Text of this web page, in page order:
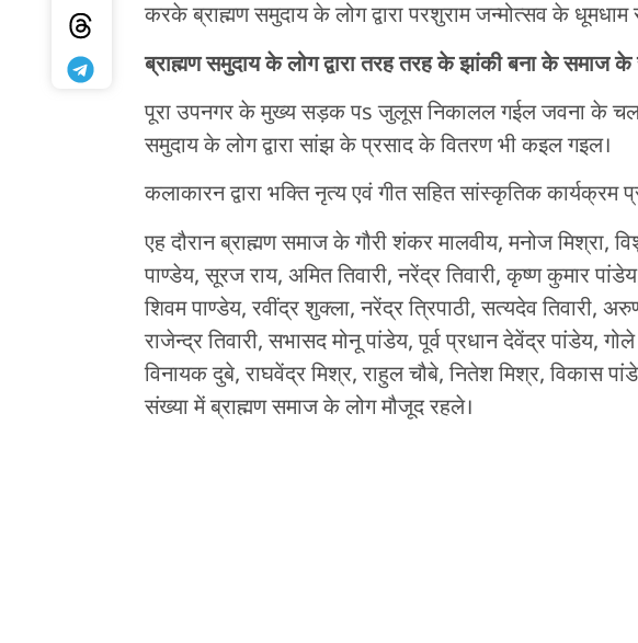
करके ब्राह्मण समुदाय के लोग द्वारा परशुराम जन्मोत्सव के
ब्राह्मण समुदाय के लोग द्वारा तरह तरह के झांकी बना के समाज
पूरा उपनगर के मुख्य सड़क पs जुलूस निकालल गईल जवना के चलते
समुदाय के लोग द्वारा सांझ के प्रसाद के वितरण भी कइल गइल।
कलाकारन द्वारा भक्ति नृत्य एवं गीत सहित सांस्कृतिक
एह दौरान ब्राह्मण समाज के गौरी शंकर मालवीय, मनोज मिश्रा,
पाण्डेय, सूरज राय, अमित तिवारी, नरेंद्र तिवारी, कृष्ण कुमार
शिवम पाण्डेय, रवींद्र शुक्ला, नरेंद्र त्रिपाठी, सत्यदेव तिवारी,
राजेन्द्र तिवारी, सभासद मोनू पांडेय, पूर्व प्रधान देवेंद्र पांडेय,
विनायक दुबे, राघवेंद्र मिश्र, राहुल चौबे, नितेश मिश्र, विकास
संख्या में ब्राह्मण समाज के लोग मौजूद रहले।